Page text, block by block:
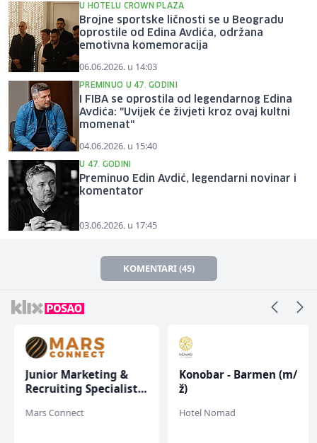
U HOTELU CROWN PLAZA
Brojne sportske ličnosti se u Beogradu
oprostile od Edina Avdića, održana
emotivna komemoracija
06.06.2026. u 14:03
PREMINUO U 47. GODINI
I FIBA se oprostila od legendarnog Edina
Avdića: "Uvijek će živjeti kroz ovaj kultni
momenat"
04.06.2026. u 15:40
U 47. GODINI
Preminuo Edin Avdić, legendarni novinar i
komentator
03.06.2026. u 17:45
KOMENTARI (45)
Junior Marketing &
Recruiting Specialist
Mars Connect
Konobar - Barmen (m/
ž)
Hotel Nomad